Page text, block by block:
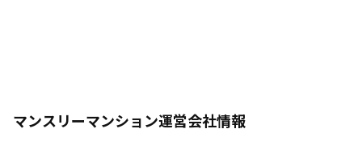
マンスリーマンション運営会社情報